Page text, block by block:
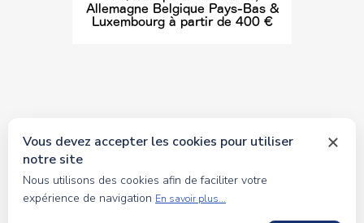
© 2026 tous droits réservés Toyscollection. Réalisation
oceanesoft.com
Vous devez accepter les cookies pour utiliser
notre site
Nous utilisons des cookies afin de faciliter votre
expérience de navigation En savoir plus...